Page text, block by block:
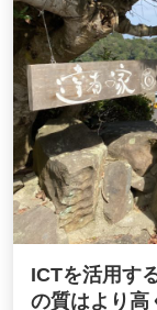
ICTを活用す
の質はより高